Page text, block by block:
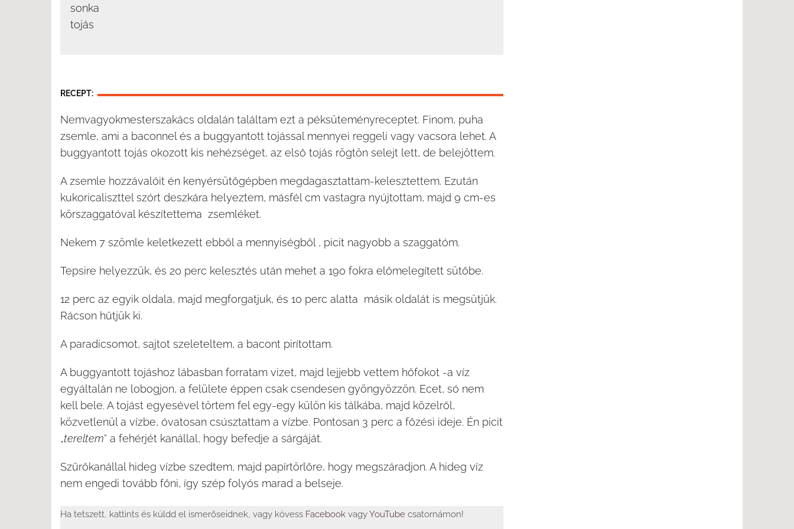
sonka
tojás
RECEPT:
Nemvagyokmesterszakács oldalán találtam ezt a péksüteményreceptet. Finom, puha
zsemle, ami a baconnel és a buggyantott tojással mennyei reggeli vagy vacsora lehet. A
buggyantott tojás okozott kis nehézséget, az első tojás rögtön selejt lett, de belejöttem.
A zsemle hozzávalóit én kenyérsütőgépben megdagasztattam-kelesztettem. Ezután
kukoricaliszttel szórt deszkára helyeztem, másfél cm vastagra nyújtottam, majd 9 cm-es
körszaggatóval készítettema zsemléket.
Nekem 7 szömle keletkezett ebből a mennyiségből , picit nagyobb a szaggatóm.
Tepsire helyezzük, és 20 perc kelesztés után mehet a 190 fokra előmelegített sütőbe.
12 perc az egyik oldala, majd megforgatjuk, és 10 perc alatta másik oldalát is megsütjük.
Rácson hűtjük ki.
A paradicsomot, sajtot szeleteltem, a bacont pirítottam.
A buggyantott tojáshoz lábasban forratam vizet, majd lejjebb vettem hőfokot -a víz
egyáltalán ne lobogjon, a felülete éppen csak csendesen gyöngyözzön. Ecet, só nem
kell bele. A tojást egyesével törtem fel egy-egy külön kis tálkába, majd közelről,
közvetlenül a vízbe, óvatosan csúsztattam a vízbe. Pontosan 3 perc a főzési ideje. Én picit
„tereltem” a fehérjét kanállal, hogy befedje a sárgáját.
Szűrőkanállal hideg vízbe szedtem, majd papírtörlőre, hogy megszáradjon. A hideg víz
nem engedi tovább főni, így szép folyós marad a belseje.
Ha tetszett, kattints és küldd el ismerőseidnek, vagy kövess Facebook vagyYouTube csatornámon!